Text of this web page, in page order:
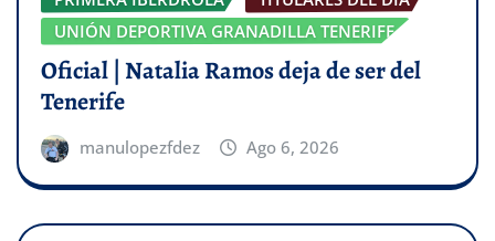
UNIÓN DEPORTIVA GRANADILLA TENERIFE
Oficial | Natalia Ramos deja de ser del
Tenerife
manulopezfdez Ago 6, 2026